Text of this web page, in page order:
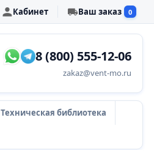
Кабинет Ваш заказ 0
8 (800) 555-12-06
zakaz@vent-mo.ru
Техническая библиотека